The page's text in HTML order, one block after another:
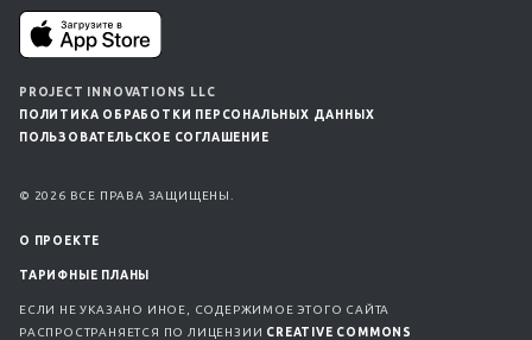
PROJECT INNOVATIONS LLC
ПОЛИТИКА ОБРАБОТКИ ПЕРСОНАЛЬНЫХ ДАННЫХ
ПОЛЬЗОВАТЕЛЬСКОЕ СОГЛАШЕНИЕ
© 2026 ВСЕ ПРАВА ЗАЩИЩЕНЫ.
О ПРОЕКТЕ
ТАРИФНЫЕ ПЛАНЫ
ЕСЛИ НЕ УКАЗАНО ИНОЕ, СОДЕРЖИМОЕ ЭТОГО САЙТА
РАСПРОСТРАНЯЕТСЯ ПО ЛИЦЕНЗИИ CREATIVE COMMONS